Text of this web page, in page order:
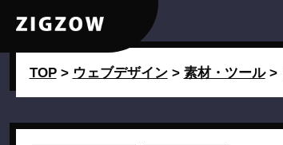
TOP> ウェブデザイン> 素材・ツール>